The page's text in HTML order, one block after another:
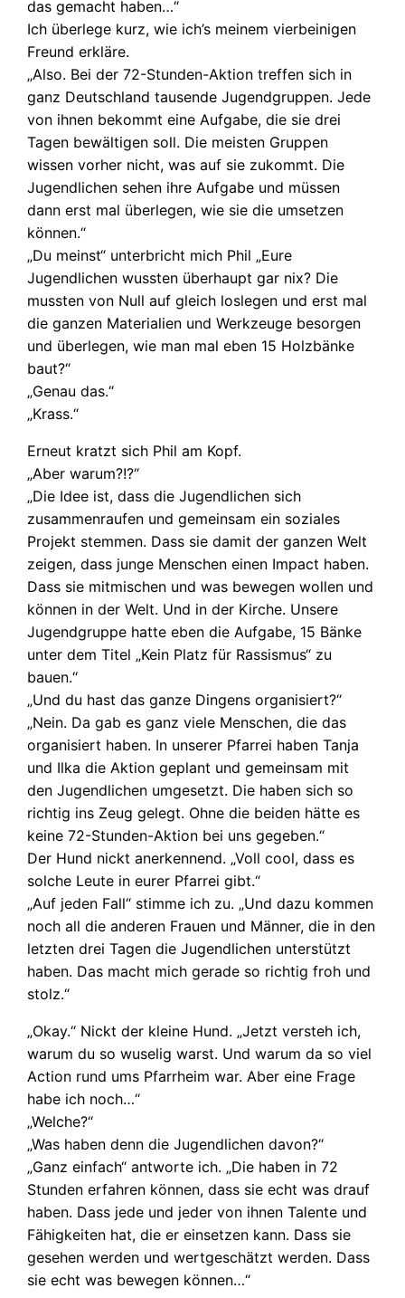
das gemacht haben…“
Ich überlege kurz, wie ich’s meinem vierbeinigen
Freund erkläre.
„Also. Bei der 72-Stunden-Aktion treffen sich in
ganz Deutschland tausende Jugendgruppen. Jede
von ihnen bekommt eine Aufgabe, die sie drei
Tagen bewältigen soll. Die meisten Gruppen
wissen vorher nicht, was auf sie zukommt. Die
Jugendlichen sehen ihre Aufgabe und müssen
dann erst mal überlegen, wie sie die umsetzen
können.“
„Du meinst“ unterbricht mich Phil „Eure
Jugendlichen wussten überhaupt gar nix? Die
mussten von Null auf gleich loslegen und erst mal
die ganzen Materialien und Werkzeuge besorgen
und überlegen, wie man mal eben 15 Holzbänke
baut?“
„Genau das.“
„Krass.“
Erneut kratzt sich Phil am Kopf.
„Aber warum?!?“
„Die Idee ist, dass die Jugendlichen sich
zusammenraufen und gemeinsam ein soziales
Projekt stemmen. Dass sie damit der ganzen Welt
zeigen, dass junge Menschen einen Impact haben.
Dass sie mitmischen und was bewegen wollen und
können in der Welt. Und in der Kirche. Unsere
Jugendgruppe hatte eben die Aufgabe, 15 Bänke
unter dem Titel „Kein Platz für Rassismus“ zu
bauen.“
„Und du hast das ganze Dingens organisiert?“
„Nein. Da gab es ganz viele Menschen, die das
organisiert haben. In unserer Pfarrei haben Tanja
und Ilka die Aktion geplant und gemeinsam mit
den Jugendlichen umgesetzt. Die haben sich so
richtig ins Zeug gelegt. Ohne die beiden hätte es
keine 72-Stunden-Aktion bei uns gegeben.“
Der Hund nickt anerkennend. „Voll cool, dass es
solche Leute in eurer Pfarrei gibt.“
„Auf jeden Fall“ stimme ich zu. „Und dazu kommen
noch all die anderen Frauen und Männer, die in den
letzten drei Tagen die Jugendlichen unterstützt
haben. Das macht mich gerade so richtig froh und
stolz.“
„Okay.“ Nickt der kleine Hund. „Jetzt versteh ich,
warum du so wuselig warst. Und warum da so viel
Action rund ums Pfarrheim war. Aber eine Frage
habe ich noch…“
„Welche?“
„Was haben denn die Jugendlichen davon?“
„Ganz einfach“ antworte ich. „Die haben in 72
Stunden erfahren können, dass sie echt was drauf
haben. Dass jede und jeder von ihnen Talente und
Fähigkeiten hat, die er einsetzen kann. Dass sie
gesehen werden und wertgeschätzt werden. Dass
sie echt was bewegen können…“